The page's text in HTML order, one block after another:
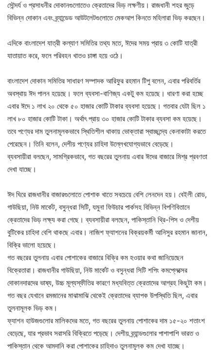
সৌন্দর্য ও প্রসাধনীর দোকানগুলোতেও ক্রেতাদের ভিড় লক্ষণীয়। রাজধানী শহর জুড়ে
বিভিন্ন দোকান এবং ব্র্যান্ডেড আউটলেটগুলোতে মেকআপ কিনতে মহিলারা ভিড় করছেন।
এদিকে বাংলাদেশ যাত্রী কল্যাণ সমিতির তথ্য মতে, ঈদের সময় প্রায় ৩ কোটি যাত্রী
যাতায়াত করে, ফলে পরিবহন খাতও চাঙ্গা হয়ে ওঠে।
বাংলাদেশ দোকান সমিতির সাধারণ সম্পাদক আরিফুর রহমান টিপু বলেন, এবার পরিবর্তির
অবস্থায় ঈদ পালন হয়েছে। ফলে ব্যবসা-বাণিজ্য একটু কম হয়েছে। ধারণা করা হচ্ছে
এবার ঈদে ১ লাখ ২০ থেকে ৫০ হাজার কোটি টাকার ব্যবসা হয়েছে। গতবার যেটা ছিল ১
লাখ ৮০ হাজার কোটি টাকা। অর্থাৎ প্রায় ৩০ হাজার কোটি টাকার ব্যবসা কম হয়েছে।
তবে পণ্যের দাম তুলনামূলকভাবে স্থিতিশীল থাকায় ভোক্তারা স্বাচ্ছন্দ্যে কেনাকাটা করতে
পেরেছেন। তিনি বলেন, দেশীয় পণ্যের চাহিদা উল্লেখযোগ্যভাবে বেড়েছে।
ব্যবসায়ীরা বলছেন, সামগ্রিকভাবে, গত বছরের তুলনায় এবার ঈদের বাজারে মিশ্র প্রবণতা
দেখা যাচ্ছে।
ঈদ ঘিরে রাজধানীর বাজারগুলোতে পোশাক খাতে সবচেয়ে বেশি লেনদেন হয়। বেইলী রোড,
গাউছিয়া, নিউ মার্কেট, বসুন্ধরা সিটি, যমুনা ফিউচার পার্কসহ বিভিন্ন বিপণিবিতানে
ক্রেতাদের ভিড় লক্ষ্য করা গেছে। ব্যবসায়ীরা বলছেন, পাকিস্তানি থ্রি-পিস ও দেশীয়
বুটিকের চাহিদা বেশি থাকছে এবার। নাজিশ ফ্যাশনের বিক্রয়কর্মী আনিসুর রহমান জানান,
বিক্রি ভালো হয়েছে।
গত বছরের তুলনায় এবার পোশাকের বাজারে বিক্রি কম হওয়ার কথা জানিয়েছেন
বিক্রেতারা। রাজধানীর গাউছিয়া, নিউ মার্কেট ও বসুন্ধরা সিটি শপিং কমপ্লেক্সের
দোকানদারদের ভাষ্য, উচ্চ মূল্যস্ফীতির কারণে মধ্যবিত্ত ক্রেতাদের আগ্রহ কিছুটা কম।
গত বছর যেখানে রমজানের মাঝামাঝি থেকেই ক্রেতাদের ব্যাপক উপস্থিতি ছিল, এবার
তুলনামূলক ভিড় কম।
ফ্যাশন হাউজগুলোর মালিকদের মতে, গত বছরের তুলনায় পোশাকের দাম ১৫-২০ শতাংশ
বেড়েছে, যার প্রভাব সরাসরি বিক্রিতে পড়েছে। দেশীয় ব্র্যান্ডগুলোর পাশাপাশি ভারত ও
পাকিস্তান থেকে আমদানি করা পোশাকের চাহিদাও তুলনামূলক কম দেখা যাচ্ছে।